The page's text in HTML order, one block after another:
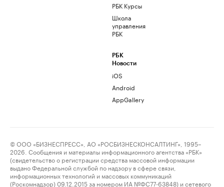
РБК Курсы
Школа
управления
РБК
РБК
Новости
iOS
Android
AppGallery
© ООО «БИЗНЕСПРЕСС», АО «РОСБИЗНЕСКОНСАЛТИНГ», 1995–
2026. Сообщения и материалы информационного агентства «РБК»
(свидетельство о регистрации средства массовой информации
выдано Федеральной службой по надзору в сфере связи,
информационных технологий и массовых коммуникаций
(Роскомнадзор) 09.12.2015 за номером ИА №ФС77-63848) и сетевого